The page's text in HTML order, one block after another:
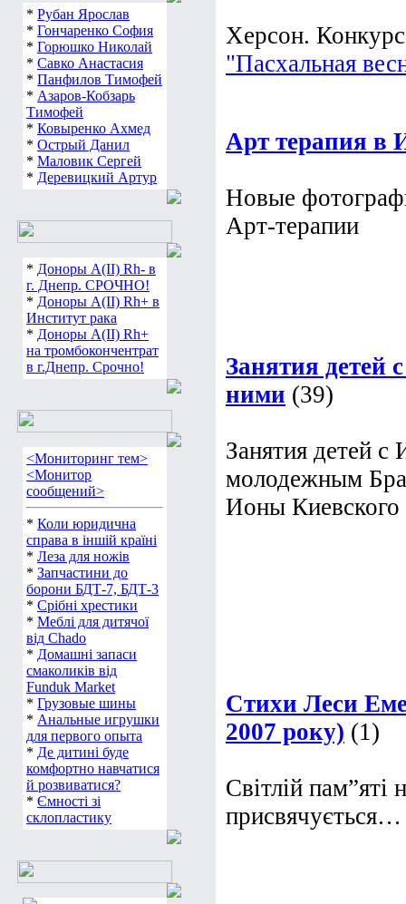
* Рубан Ярослав
* Гончаренко София
* Горюшко Николай
* Савко Анастасия
* Панфилов Тимофей
* Азаров-Кобзарь
Тимофей
* Ковыренко Ахмед
* Острый Данил
* Маловик Сергей
* Деревицкий Артур
* Доноры А(ІІ) Rh- в
г. Днепр. СРОЧНО!
* Доноры А(ІІ) Rh+ в
Институт рака
* Доноры А(ІІ) Rh+
на тромбокончентрат
в г.Днепр. Срочно!
<Мониторинг тем>
<Монитор
сообщений>
* Коли юридична
справа в іншій країні
* Леза для ножів
* Запчастини до
борони БДТ-7, БДТ-3
* Срібні хрестики
* Меблі для дитячої
від Chado
* Домашні запаси
смаколиків від
Funduk Market
* Грузовые шины
* Анальные игрушки
для первого опыта
* Де дитині буде
комфортно навчатися
й розвиватися?
* Ємності зі
склопластику
Херсон.
"Пасхальная
Арт терапия в
Новые
Арт-терапии
Занятия детей
ними (39)
Занятия детей
молодежным
Ионы Киевского
Стихи Леси
2007 року) (1)
Світлій пам”яті
присвячується…